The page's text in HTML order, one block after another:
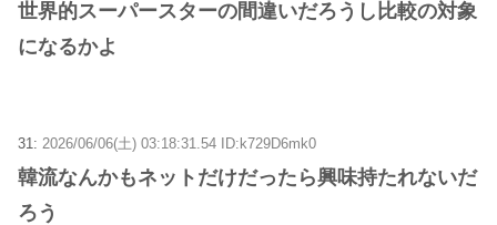
世界的スーパースターの間違いだろうし比較の対象
になるかよ
31: 2026/06/06(土) 03:18:31.54 ID:k729D6mk0
韓流なんかもネットだけだったら興味持たれないだ
ろう